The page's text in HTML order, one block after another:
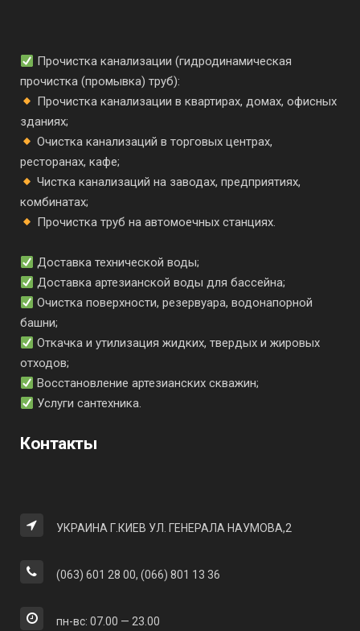
Прочистка канализации (гидродинамическая
прочистка (промывка) труб):
Прочистка канализации в квартирах, домах, офисных
зданиях;
Очистка канализаций в торговых центрах,
ресторанах, кафе;
Чистка канализаций на заводах, предприятиях,
комбинатах;
Прочистка труб на автомоечных станциях.
Доставка технической воды;
Доставка артезианской воды для бассейна;
Очистка поверхности, резервуара, водонапорной
башни;
Откачка и утилизация жидких, твердых и жировых
отходов;
Восстановление артезианских скважин;
Услуги сантехника.
Контакты
УКРАИНА Г.КИЕВ УЛ. ГЕНЕРАЛА НАУМОВА,2
(063) 601 28 00, (066) 801 13 36
пн-вс: 07.00 — 23.00